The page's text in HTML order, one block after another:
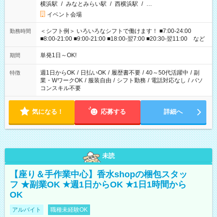
横浜駅 / みなとみらい駅 / 西横浜駅 / …
イベント会場
勤務時間
＜シフト例＞ いろいろなシフトで働けます！ ■7:00-24:00
■8:00-21:00 ■9:00-21:00 ■18:00-翌7:00 ■20:30-翌11:00 など
期間 単発1日～OK!
特徴 週1日からOK / 日払いOK / 履歴書不要 / 40～50代活躍中 / 副
業・WワークOK / 服装自由 / シフト勤務 / 電話対応なし / パソ
コンスキル不要
気になる！ 応募する 詳細へ
未読
【座り＆手作業中心】香水shopの梱包スタッ
フ ★副業OK ★週1日からOK ★1日1時間から
OK
アルバイト 職種未経験OK